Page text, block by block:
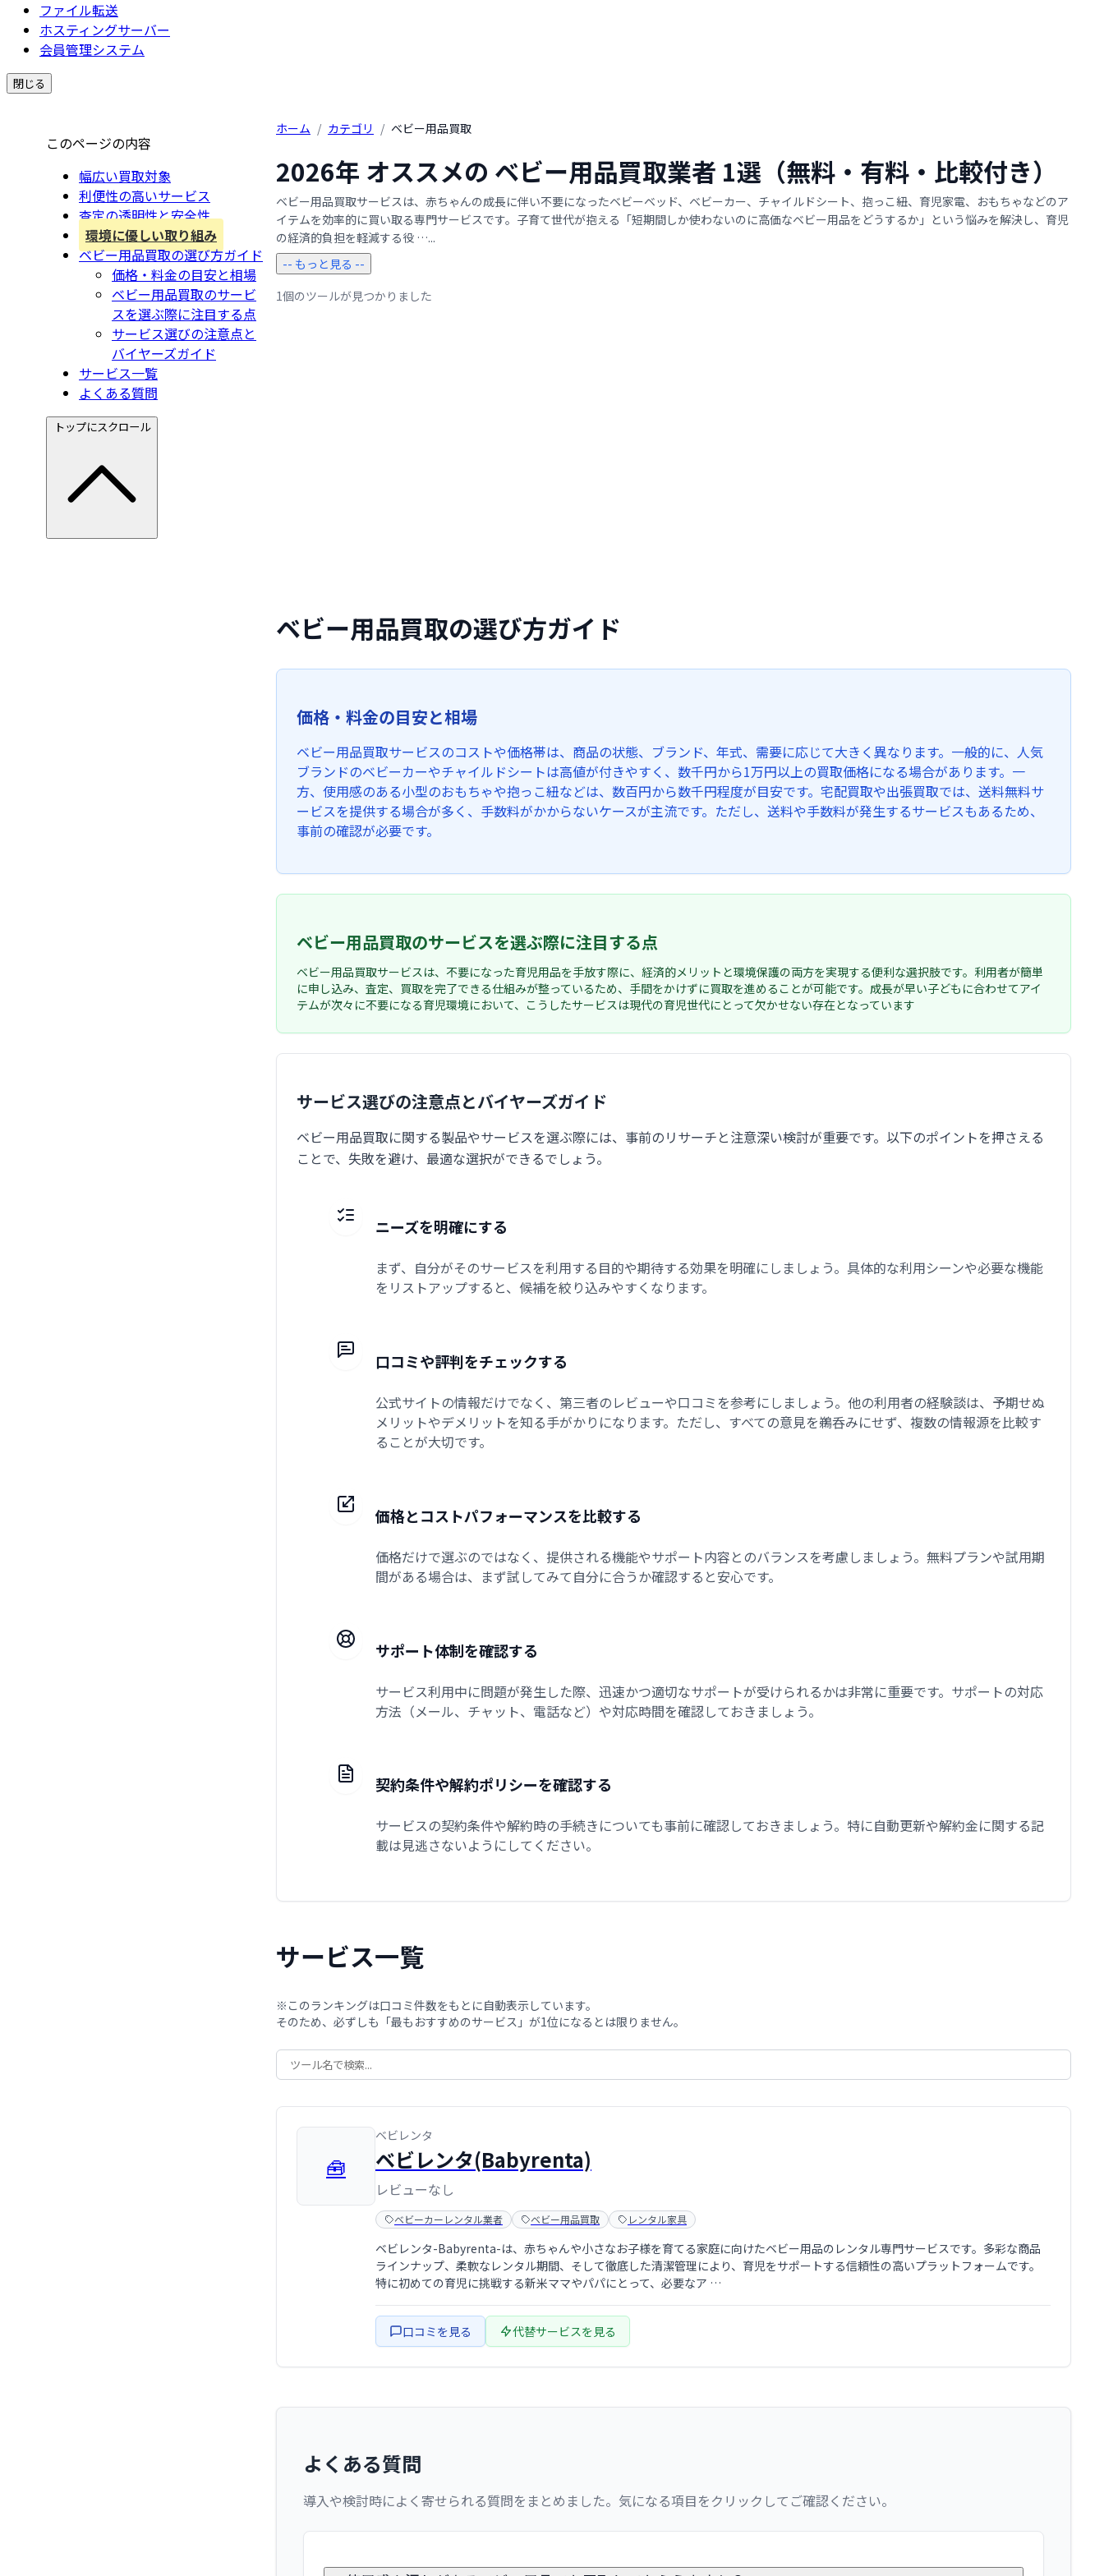
ファイル転送
ホスティングサーバー
会員管理システム
閉じる
このページの内容
幅広い買取対象
利便性の高いサービス
査定の透明性と安全性
環境に優しい取り組み
ベビー用品買取の選び方ガイド
価格・料金の目安と相場
ベビー用品買取のサービ
スを選ぶ際に注目する点
サービス選びの注意点と
バイヤーズガイド
サービス一覧
よくある質問
トップにスクロール
ホーム / カテゴリ / ベビー用品買取
2026年 オススメの ベビー用品買取業者 1選（無料・有料・比較付き）
ベビー用品買取サービスは、赤ちゃんの成長に伴い不要になったベビーベッド、ベビーカー、チャイルドシート、抱っこ紐、育児家電、おもちゃなどのア
イテムを効率的に買い取る専門サービスです。子育て世代が抱える「短期間しか使わないのに高価なベビー用品をどうするか」という悩みを解決し、育児
の経済的負担を軽減する役 …...
-- もっと見る --
1個のツールが見つかりました
ベビー用品買取の選び方ガイド
価格・料金の目安と相場
ベビー用品買取サービスのコストや価格帯は、商品の状態、ブランド、年式、需要に応じて大きく異なります。一般的に、人気
ブランドのベビーカーやチャイルドシートは高値が付きやすく、数千円から1万円以上の買取価格になる場合があります。一
方、使用感のある小型のおもちゃや抱っこ紐などは、数百円から数千円程度が目安です。宅配買取や出張買取では、送料無料サ
ービスを提供する場合が多く、手数料がかからないケースが主流です。ただし、送料や手数料が発生するサービスもあるため、
事前の確認が必要です。
ベビー用品買取のサービスを選ぶ際に注目する点
ベビー用品買取サービスは、不要になった育児用品を手放す際に、経済的メリットと環境保護の両方を実現する便利な選択肢です。利用者が簡単
に申し込み、査定、買取を完了できる仕組みが整っているため、手間をかけずに買取を進めることが可能です。成長が早い子どもに合わせてアイ
テムが次々に不要になる育児環境において、こうしたサービスは現代の育児世代にとって欠かせない存在となっています
サービス選びの注意点とバイヤーズガイド
ベビー用品買取に関する製品やサービスを選ぶ際には、事前のリサーチと注意深い検討が重要です。以下のポイントを押さえる
ことで、失敗を避け、最適な選択ができるでしょう。
ニーズを明確にする
まず、自分がそのサービスを利用する目的や期待する効果を明確にしましょう。具体的な利用シーンや必要な機能
をリストアップすると、候補を絞り込みやすくなります。
口コミや評判をチェックする
公式サイトの情報だけでなく、第三者のレビューや口コミを参考にしましょう。他の利用者の経験談は、予期せぬ
メリットやデメリットを知る手がかりになります。ただし、すべての意見を鵜呑みにせず、複数の情報源を比較す
ることが大切です。
価格とコストパフォーマンスを比較する
価格だけで選ぶのではなく、提供される機能やサポート内容とのバランスを考慮しましょう。無料プランや試用期
間がある場合は、まず試してみて自分に合うか確認すると安心です。
サポート体制を確認する
サービス利用中に問題が発生した際、迅速かつ適切なサポートが受けられるかは非常に重要です。サポートの対応
方法（メール、チャット、電話など）や対応時間を確認しておきましょう。
契約条件や解約ポリシーを確認する
サービスの契約条件や解約時の手続きについても事前に確認しておきましょう。特に自動更新や解約金に関する記
載は見逃さないようにしてください。
サービス一覧
※このランキングは口コミ件数をもとに自動表示しています。
そのため、必ずしも「最もおすすめのサービス」が1位になるとは限りません。
🧰
ベビレンタ
ベビレンタ(Babyrenta)
レビューなし
ベビーカーレンタル業者 ベビー用品買取 レンタル家具
ベビレンタ-Babyrenta-は、赤ちゃんや小さなお子様を育てる家庭に向けたベビー用品のレンタル専門サービスです。多彩な商品
ラインナップ、柔軟なレンタル期間、そして徹底した清潔管理により、育児をサポートする信頼性の高いプラットフォームです。
特に初めての育児に挑戦する新米ママやパパにとって、必要なア …
口コミを見る 代替サービスを見る
よくある質問
導入や検討時によく寄せられる質問をまとめました。気になる項目をクリックしてご確認ください。